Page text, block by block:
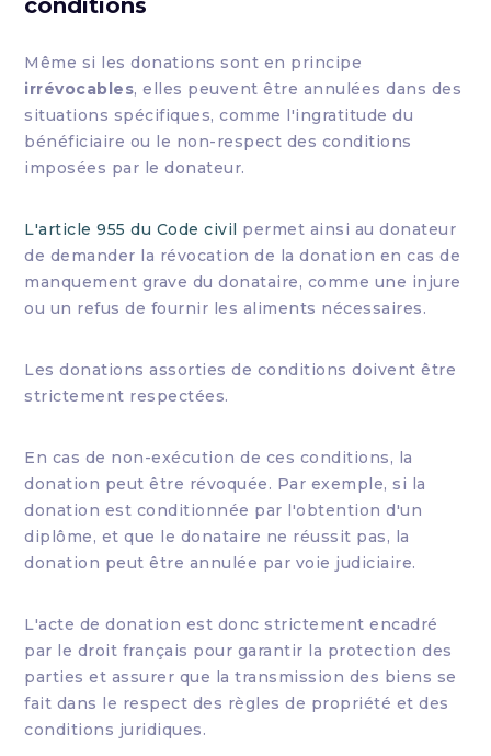
conditions
Même si les donations sont en principe
irrévocables, elles peuvent être annulées dans des
situations spécifiques, comme l'ingratitude du
bénéficiaire ou le non-respect des conditions
imposées par le donateur.
L'article 955 du Code civil permet ainsi au donateur
de demander la révocation de la donation en cas de
manquement grave du donataire, comme une injure
ou un refus de fournir les aliments nécessaires.
Les donations assorties de conditions doivent être
strictement respectées.
En cas de non-exécution de ces conditions, la
donation peut être révoquée. Par exemple, si la
donation est conditionnée par l'obtention d'un
diplôme, et que le donataire ne réussit pas, la
donation peut être annulée par voie judiciaire.
L'acte de donation est donc strictement encadré
par le droit français pour garantir la protection des
parties et assurer que la transmission des biens se
fait dans le respect des règles de propriété et des
conditions juridiques.